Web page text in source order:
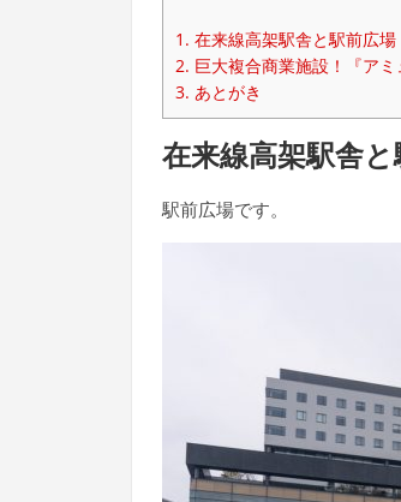
1. 在来線高架駅舎と駅前広場
2. 巨大複合商業施設！『ア
3. あとがき
在来線高架駅舎
駅前広場です。